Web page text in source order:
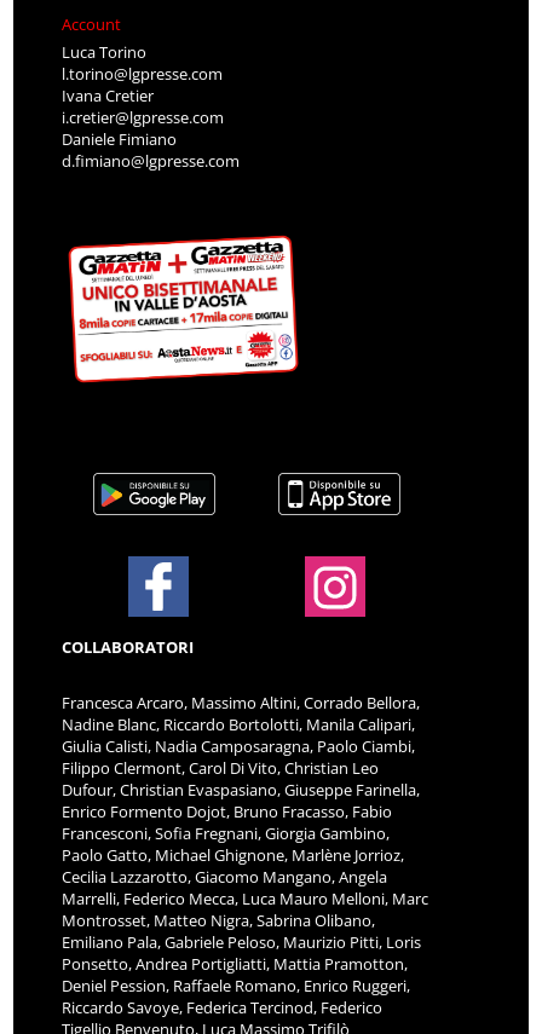
Account
Luca Torino
l.torino@lgpresse.com
Ivana Cretier
i.cretier@lgpresse.com
Daniele Fimiano
d.fimiano@lgpresse.com
COLLABORATORI
Francesca Arcaro, Massimo Altini, Corrado Bellora,
Nadine Blanc, Riccardo Bortolotti, Manila Calipari,
Giulia Calisti, Nadia Camposaragna, Paolo Ciambi,
Filippo Clermont, Carol Di Vito, Christian Leo
Dufour, Christian Evaspasiano, Giuseppe Farinella,
Enrico Formento Dojot, Bruno Fracasso, Fabio
Francesconi, Sofia Fregnani, Giorgia Gambino,
Paolo Gatto, Michael Ghignone, Marlène Jorrioz,
Cecilia Lazzarotto, Giacomo Mangano, Angela
Marrelli, Federico Mecca, Luca Mauro Melloni, Marc
Montrosset, Matteo Nigra, Sabrina Olibano,
Emiliano Pala, Gabriele Peloso, Maurizio Pitti, Loris
Ponsetto, Andrea Portigliatti, Mattia Pramotton,
Deniel Pession, Raffaele Romano, Enrico Ruggeri,
Riccardo Savoye, Federica Tercinod, Federico
Tigellio Benvenuto, Luca Massimo Trifilò